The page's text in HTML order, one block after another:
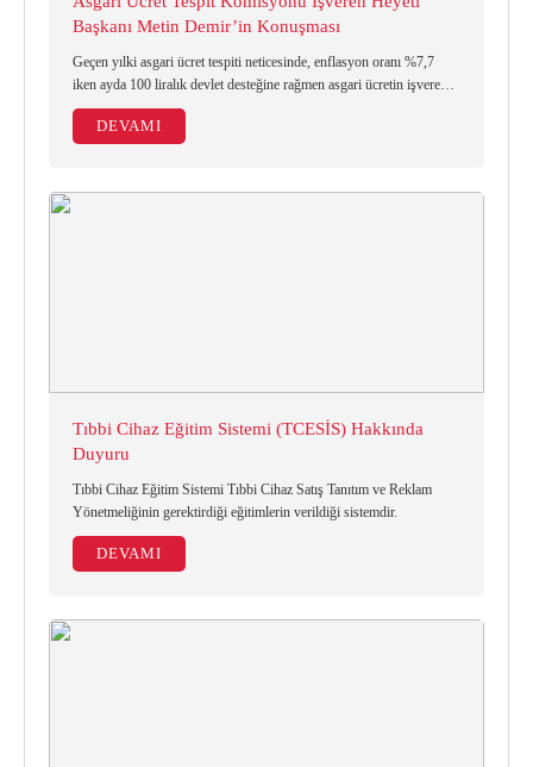
Başkanı Metin Demir’in Konuşması
Geçen yılki asgari ücret tespiti neticesinde, enflasyon oranı %7,7
iken ayda 100 liralık devlet desteğine rağmen asgari ücretin işverene
maliyeti 2016 yılında 2015’e göre %26,2 oranında yükselmiştir.
DEVAMI
Tıbbi Cihaz Eğitim Sistemi (TCESİS) Hakkında
Duyuru
Tıbbi Cihaz Eğitim Sistemi Tıbbi Cihaz Satış Tanıtım ve Reklam
Yönetmeliğinin gerektirdiği eğitimlerin verildiği sistemdir.
DEVAMI